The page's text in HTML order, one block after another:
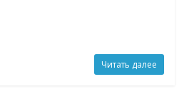
Читать далее